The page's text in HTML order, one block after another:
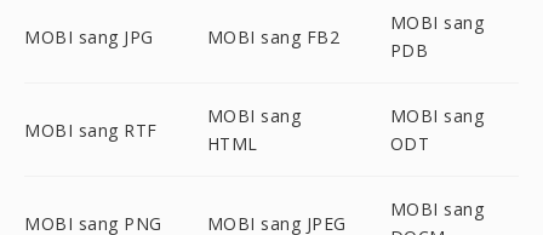
MOBI sang JPG MOBI sang FB2
MOBI sang
PDB
MOBI sang RTF
MOBI sang
HTML
MOBI sang
ODT
MOBI sang PNG MOBI sang JPEG
MOBI sang